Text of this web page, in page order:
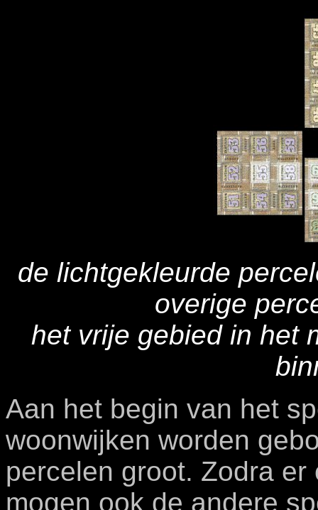
de lichtgekleurde
overige
het vrije gebied in het
Aan het begin van het
woonwijken worden
percelen groot. Zodra
mogen ook de andere